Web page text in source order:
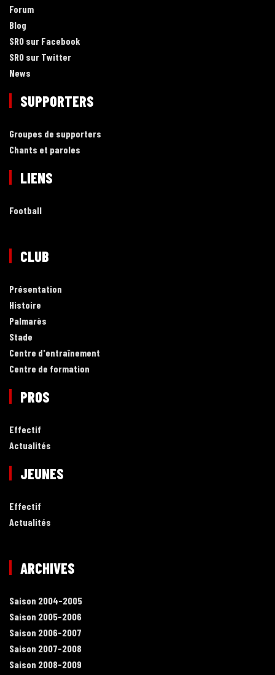
Forum
Blog
SRO sur Facebook
SRO sur Twitter
News
SUPPORTERS
Groupes de supporters
Chants et paroles
LIENS
Football
CLUB
Présentation
Histoire
Palmarès
Stade
Centre d'entraînement
Centre de formation
PROS
Effectif
Actualités
JEUNES
Effectif
Actualités
ARCHIVES
Saison 2004-2005
Saison 2005-2006
Saison 2006-2007
Saison 2007-2008
Saison 2008-2009